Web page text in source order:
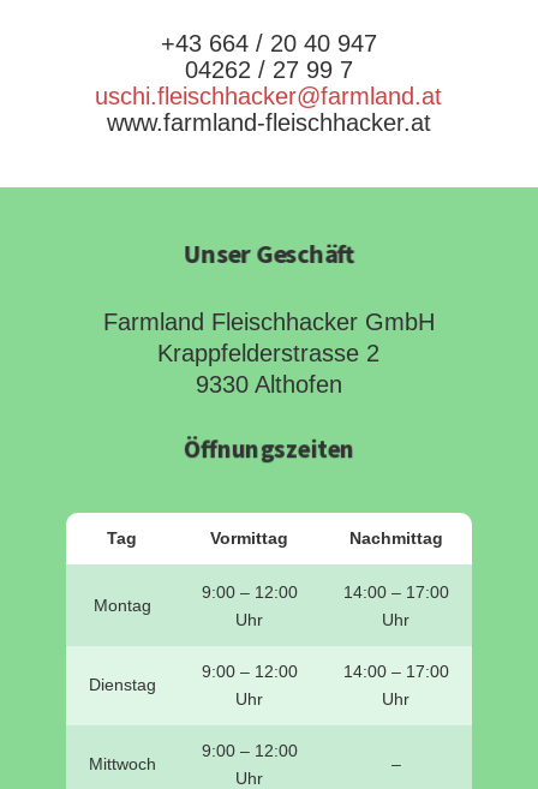
+43 664 / 20 40 947
04262 / 27 99 7
uschi.fleischhacker@farmland.at
www.farmland-fleischhacker.at
Unser Geschäft
Farmland Fleischhacker GmbH
Krappfelderstrasse 2
9330 Althofen
Öffnungszeiten
Tag Vormittag Nachmittag
Montag
9:00 – 12:00
Uhr
14:00 – 17:00
Uhr
Dienstag
9:00 – 12:00
Uhr
14:00 – 17:00
Uhr
Mittwoch
9:00 – 12:00
Uhr
–